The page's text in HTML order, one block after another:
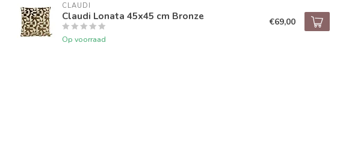
CLAUDI
Claudi Lonata 45x45 cm Bronze
Op voorraad
€69,00